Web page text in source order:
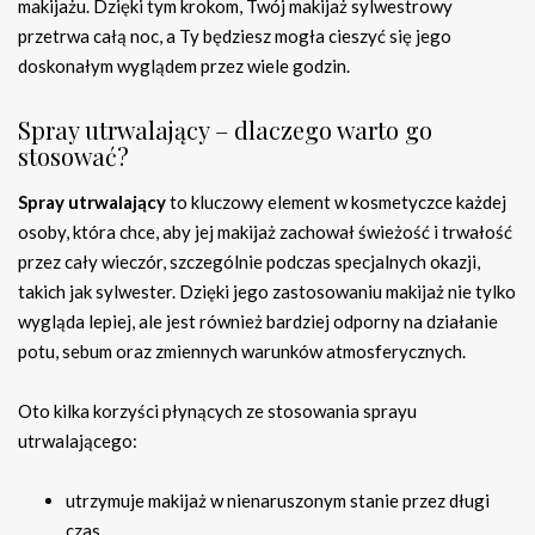
makijażu. Dzięki tym krokom, Twój makijaż sylwestrowy
przetrwa całą noc, a Ty będziesz mogła cieszyć się jego
doskonałym wyglądem przez wiele godzin.
Spray utrwalający – dlaczego warto go
stosować?
Spray utrwalającyto kluczowy element w kosmetyczce każdej
osoby, która chce, aby jej makijaż zachował świeżość i trwałość
przez cały wieczór, szczególnie podczas specjalnych okazji,
takich jak sylwester. Dzięki jego zastosowaniu makijaż nie tylko
wygląda lepiej, ale jest również bardziej odporny na działanie
potu, sebum oraz zmiennych warunków atmosferycznych.
Oto kilka korzyści płynących ze stosowania sprayu
utrwalającego:
utrzymuje makijaż w nienaruszonym stanie przez długi